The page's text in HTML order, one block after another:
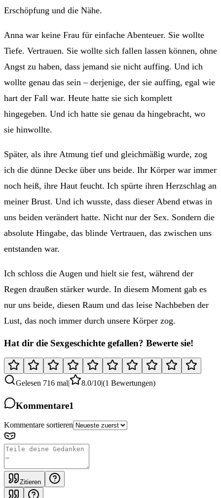
Erschöpfung und die Nähe.
Anna war keine Frau für einfache Abenteuer. Sie wollte
Tiefe. Vertrauen. Sie wollte sich fallen lassen können, ohne
Angst zu haben, dass jemand sie nicht auffing. Und ich
wollte genau das sein – derjenige, der sie auffing, egal wie
hart der Fall war. Heute hatte sie sich komplett
hingegeben. Und ich hatte sie genau da hingebracht, wo
sie hinwollte.
Später, als ihre Atmung tief und gleichmäßig wurde, zog
ich die dünne Decke über uns beide. Ihr Körper war immer
noch heiß, ihre Haut feucht. Ich spürte ihren Herzschlag an
meiner Brust. Und ich wusste, dass dieser Abend etwas in
uns beiden verändert hatte. Nicht nur der Sex. Sondern die
absolute Hingabe, das blinde Vertrauen, das zwischen uns
entstanden war.
Ich schloss die Augen und hielt sie fest, während der
Regen draußen stärker wurde. In diesem Moment gab es
nur uns beide, diesen Raum und das leise Nachbeben der
Lust, das noch immer durch unsere Körper zog.
Hat dir die Sexgeschichte gefallen? Bewerte sie!
Gelesen 716 mal| 8.0/10|(1 Bewertungen)
Kommentare1
Kommentare sortieren
Zitieren